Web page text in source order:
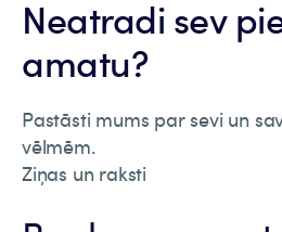
Neatradi sev
amatu?
Pastāsti mums par sevi un
vēlmēm.
Ziņas un raksti